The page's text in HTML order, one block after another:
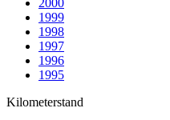
2000
1999
1998
1997
1996
1995
Kilometerstand